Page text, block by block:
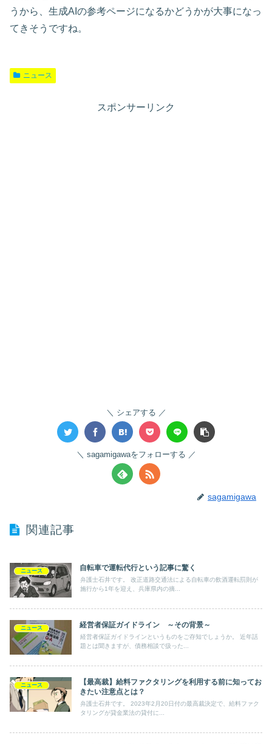
うから、生成AIの参考ページになるかどうかが大事になっ
てきそうですね。
ニュース
スポンサーリンク
シェアする
sagamigawaをフォローする
sagamigawa
関連記事
ニュース 自転車で運転代行という記事に驚く
弁護士石井です。 改正道路交通法による自転車の飲酒運転罰則が
施行から1年を迎え、兵庫県内の摘...
ニュース 経営者保証ガイドライン ～その背景～
経営者保証ガイドラインというものをご存知でしょうか。 近年話
題とは聞きますが、債務相談で扱った...
ニュース
【最高裁】給料ファクタリングを利用する前に知ってお
きたい注意点とは？
弁護士石井です。 2023年2月20日付の最高裁決定で、給料ファク
タリングが貸金業法の貸付に...